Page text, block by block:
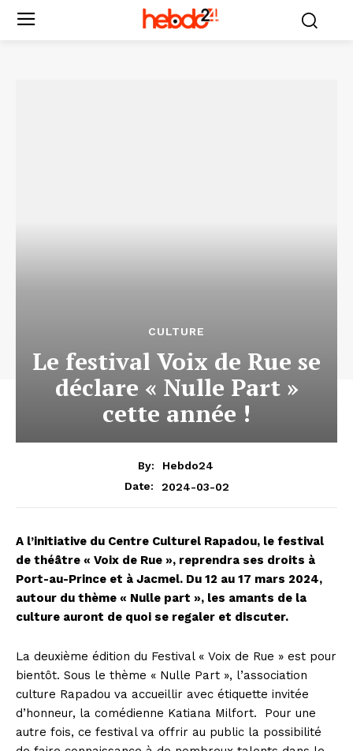
CULTURE
Le festival Voix de Rue se
déclare « Nulle Part »
cette année !
By:
Hebdo24
Date:
2024-03-02
A l’initiative du Centre Culturel Rapadou, le festival
de théâtre « Voix de Rue », reprendra ses droits à
Port-au-Prince et à Jacmel. Du 12 au 17 mars 2024,
autour du thème « Nulle part », les amants de la
culture auront de quoi se regaler et discuter.
La deuxième édition du Festival « Voix de Rue » est pour
bientôt. Sous le thème « Nulle Part », l’association
culture Rapadou va accueillir avec étiquette invitée
d’honneur, la comédienne Katiana Milfort.
Pour une
autre fois, ce festival va offrir au public la possibilité